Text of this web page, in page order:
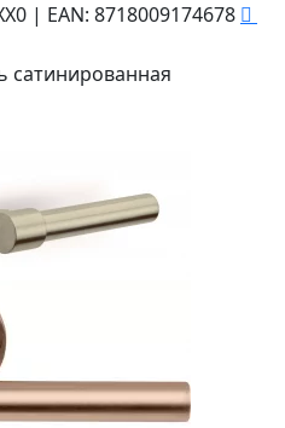
| EAN: 8718009174678
сатинированная